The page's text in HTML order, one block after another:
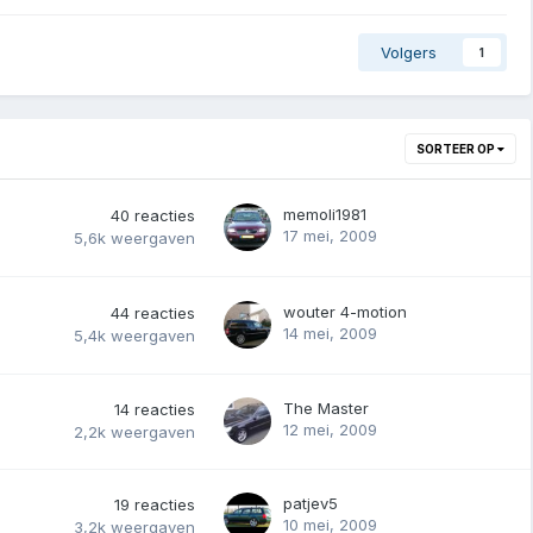
Volgers 1
SORTEER OP
40 reacties
5,6k weergaven
memoli1981
17 mei, 2009
44 reacties
5,4k weergaven
wouter 4-motion
14 mei, 2009
14 reacties
2,2k weergaven
The Master
12 mei, 2009
19 reacties
3,2k weergaven
patjev5
10 mei, 2009